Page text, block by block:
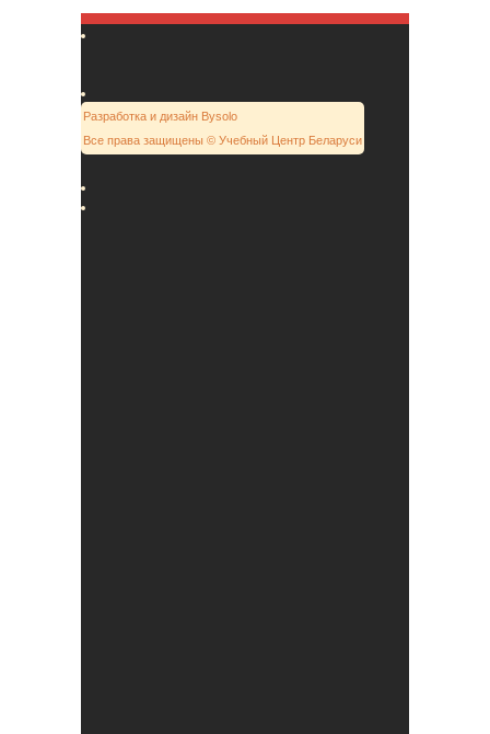
Разработка и дизайн Bysolo
Все права защищены © Учебный Центр Беларуси